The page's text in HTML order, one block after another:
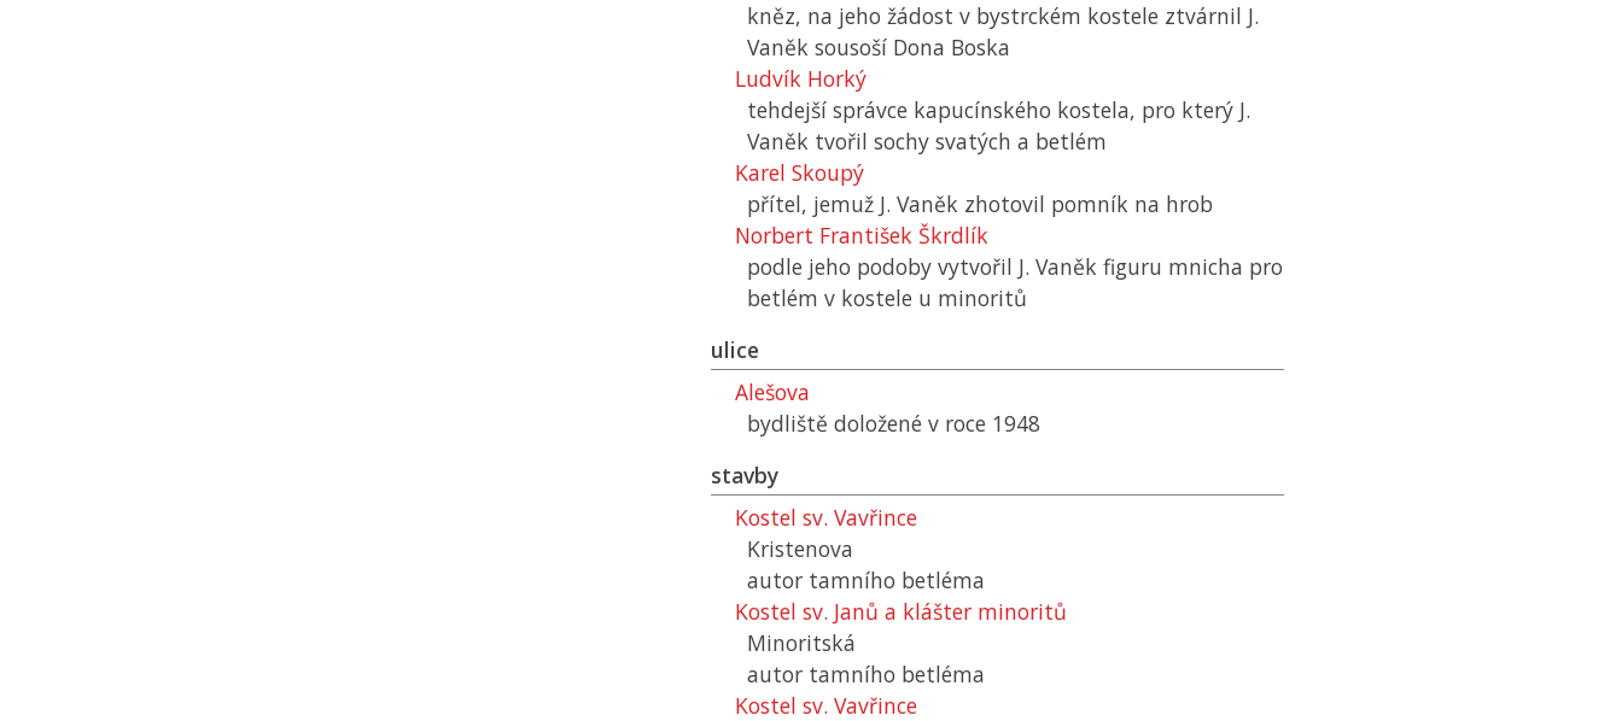
kněz, na jeho žádost v bystrckém kostele ztvárnil J.
Vaněk sousoší Dona Boska
Ludvík Horký
tehdejší správce kapucínského kostela, pro který J.
Vaněk tvořil sochy svatých a betlém
Karel Skoupý
přítel, jemuž J. Vaněk zhotovil pomník na hrob
Norbert František Škrdlík
podle jeho podoby vytvořil J. Vaněk figuru mnicha pro
betlém v kostele u minoritů
ulice
Alešova
bydliště doložené v roce 1948
stavby
Kostel sv. Vavřince
Kristenova
autor tamního betléma
Kostel sv. Janů a klášter minoritů
Minoritská
autor tamního betléma
Kostel sv. Vavřince